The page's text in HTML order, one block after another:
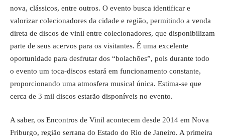
nova, clássicos, entre outros. O evento busca identificar e
valorizar colecionadores da cidade e região, permitindo a venda
direta de discos de vinil entre colecionadores, que disponibilizam
parte de seus acervos para os visitantes. É uma excelente
oportunidade para desfrutar dos “bolachões”, pois durante todo
o evento um toca-discos estará em funcionamento constante,
proporcionando uma atmosfera musical única. Estima-se que
cerca de 3 mil discos estarão disponíveis no evento.
A saber, os Encontros de Vinil acontecem desde 2014 em Nova
Friburgo, região serrana do Estado do Rio de Janeiro. A primeira